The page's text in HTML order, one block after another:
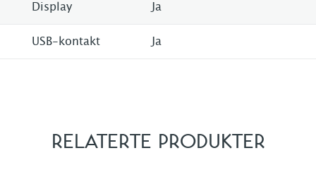
Display Ja
USB-kontakt Ja
RELATERTE PRODUKTER